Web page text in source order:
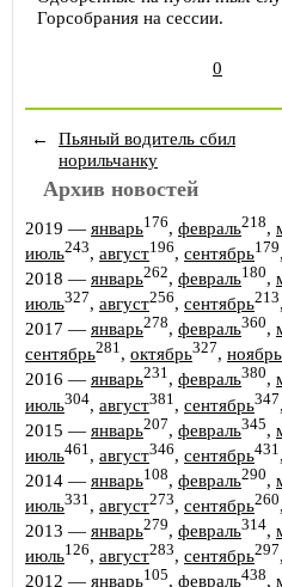
Горсобрания на сессии.
0
←
Пьяный водитель сбил
норильчанку
Архив новостей
2019 — январь176, февраль218,
июль243, август196, сентябрь179
2018 — январь262, февраль180,
июль327, август256, сентябрь213
2017 — январь278, февраль360,
сентябрь281, октябрь327, ноябрь
2016 — январь231, февраль380,
июль304, август381 , сентябрь347
2015 — январь207, февраль345,
июль461 , август346, сентябрь431
2014 — январь108, февраль290,
июль331 , август273, сентябрь260
2013 — январь279, февраль314,
июль126, август283, сентябрь297
2012 — январь105, февраль438,